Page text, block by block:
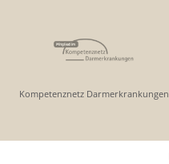
Kompetenznetz Darmerkrankungen